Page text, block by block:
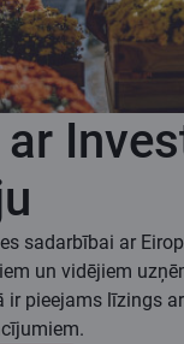
sadarbībai ar
un vidējiem
ir pieejams līzings